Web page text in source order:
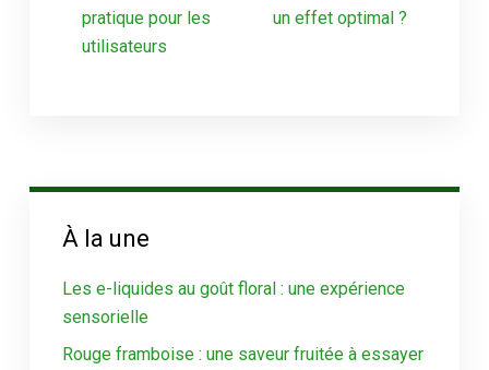
pratique pour les
utilisateurs
un effet optimal ?
À la une
Les e-liquides au goût floral : une expérience
sensorielle
Rouge framboise : une saveur fruitée à essayer